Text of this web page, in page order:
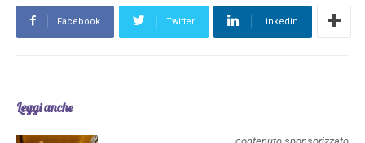
Facebook Twitter Linkedin
Leggi anche